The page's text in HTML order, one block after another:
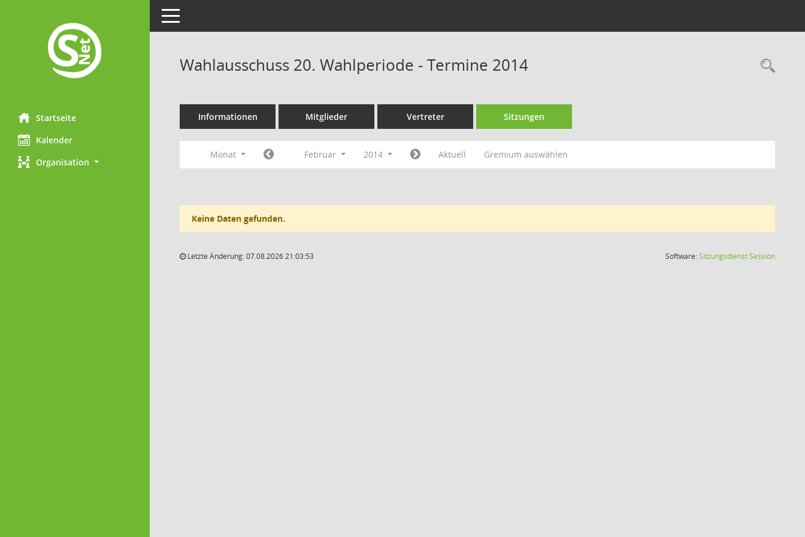
Startseite
Kalender
Organisation
Toggle navigation
Wahlausschuss 20. Wahlperiode - Termine 2014
Informationen Mitglieder Vertreter Sitzungen
Monat Februar 2014 Aktuell Gremium auswählen
Keine Daten gefunden.
Letzte Änderung: 07.08.2026 21:03:53 Software:SitzungsdienstSession(Wird in